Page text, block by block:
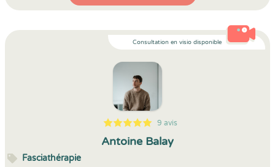
Consultation en visio disponible
5
1
5
9 9 avis
Antoine Balay
Fasciathérapie